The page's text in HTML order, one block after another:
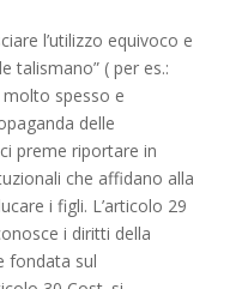
l’utilizzo equivoco e
talismano” ( per es.:
spesso e
delle
preme riportare in
che affidano alla
i figli. L’articolo 29
i diritti della
fondata sul